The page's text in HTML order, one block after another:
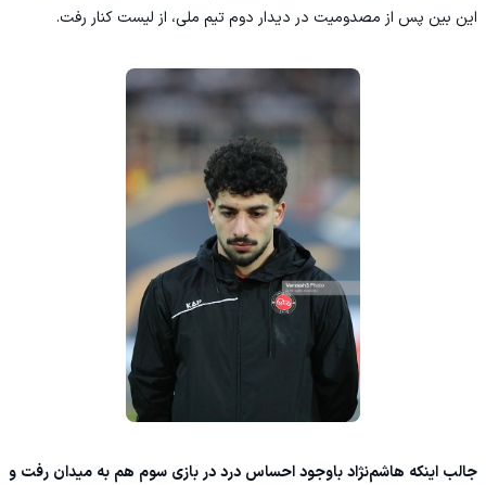
این بین پس از مصدومیت در دیدار دوم تیم ملی، از لیست کنار رفت.
جالب اینکه هاشم‌نژاد باوجود احساس درد در بازی سوم هم به میدان رفت و